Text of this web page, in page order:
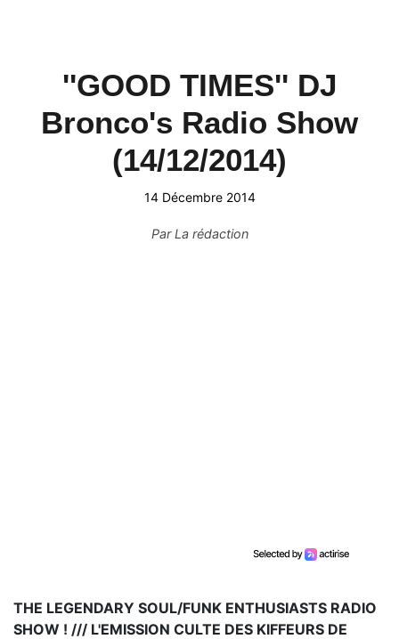
''GOOD TIMES'' DJ
Bronco's Radio Show
(14/12/2014)
14 Décembre 2014
ParLa rédaction
THE LEGENDARY SOUL/FUNK ENTHUSIASTS RADIO
SHOW ! /// L'EMISSION CULTE DES KIFFEURS DE